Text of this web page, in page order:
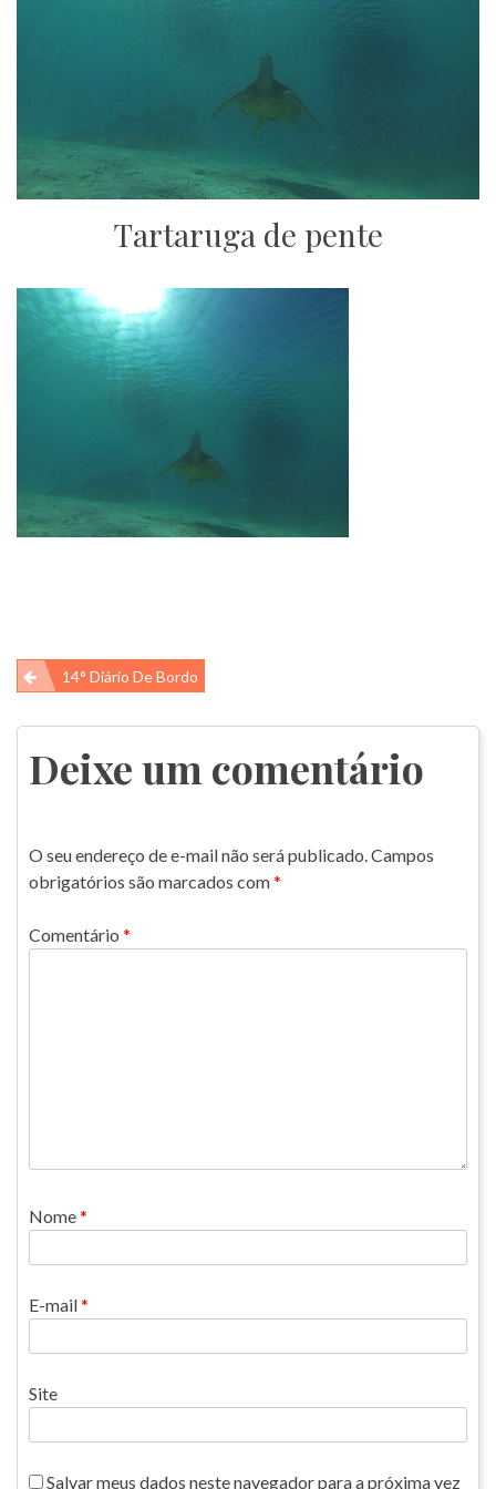
Tartaruga de pente
Navegação
de
Post
14° Diário De Bordo
Deixe um comentário
O seu endereço de e-mail não será publicado.Campos
obrigatórios são marcados com*
Comentário *
Nome*
E-mail*
Site
Salvar meus dados neste navegador para a próxima vez